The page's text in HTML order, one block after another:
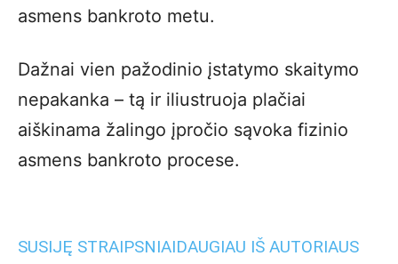
asmens bankroto metu.
Dažnai vien pažodinio įstatymo skaitymo
nepakanka – tą ir iliustruoja plačiai
aiškinama žalingo įpročio sąvoka fizinio
asmens bankroto procese.
SUSIJĘ STRAIPSNIAIDAUGIAU IŠ AUTORIAUS